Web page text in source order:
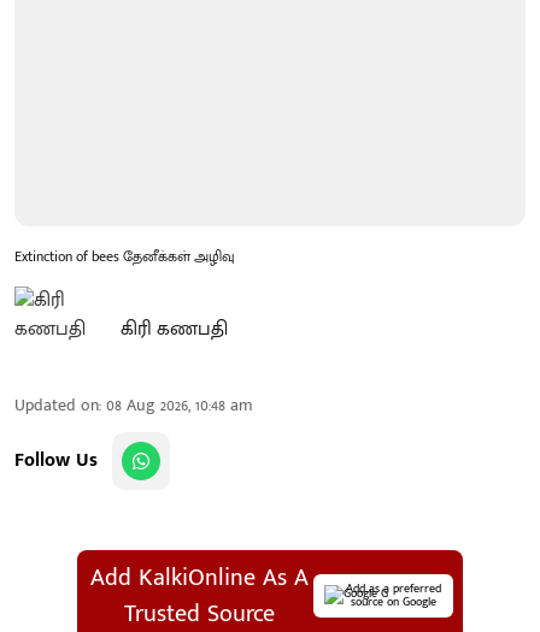
Extinction of bees தேனீக்கள் அழிவு
கிரி கணபதி
Updated on:08 Aug 2026, 10:48 am
Follow Us
Add KalkiOnline As A
Trusted Source
Add as a preferred
source on Google